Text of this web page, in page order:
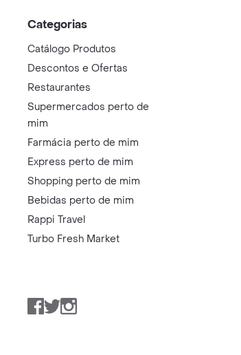
Categorias
Catálogo Produtos
Descontos e Ofertas
Restaurantes
Supermercados perto de
mim
Farmácia perto de mim
Express perto de mim
Shopping perto de mim
Bebidas perto de mim
Rappi Travel
Turbo Fresh Market
Facebook
TwitterInstagram